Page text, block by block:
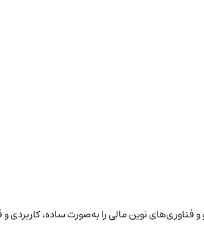
فناوری‌های نوین مالی را به‌صورت ساده، کاربردی